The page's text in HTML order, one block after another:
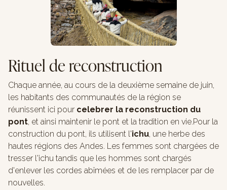
Rituel de reconstruction
Chaque année, au cours de la deuxième semaine de juin,
les habitants des communautés de la région se
réunissent ici pour celebrer la reconstruction du
pont, et ainsi maintenir le pont et la tradition en vie.Pour la
construction du pont, ils utilisent l'ichu, une herbe des
hautes régions des Andes. Les femmes sont chargées de
tresser l'ichu tandis que les hommes sont chargés
d'enlever les cordes abîmées et de les remplacer par de
nouvelles.